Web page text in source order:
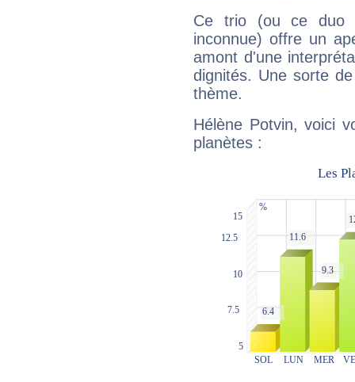
Ce trio (ou ce duo
inconnue) offre un
amont d'une
dignités. Une sorte
thème.
Hélène Potvin, voici
planètes :